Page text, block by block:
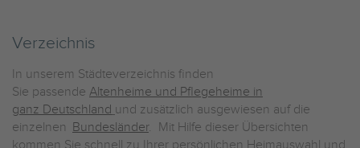
Verzeichnis
In unserem Städteverzeichnis finden
Sie passende Altenheime und Pflegeheime in
ganz Deutschland und zusätzlich ausgewiesen auf die
einzelnen Bundesländer. Mit Hilfe dieser Übersichten